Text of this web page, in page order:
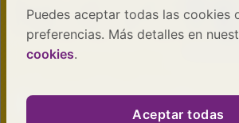
Puedes aceptar todas las cookies
preferencias. Más detalles en
cookies.
Aceptar todas